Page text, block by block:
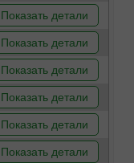
Показать детали
Показать детали
Показать детали
Показать детали
Показать детали
Показать детали